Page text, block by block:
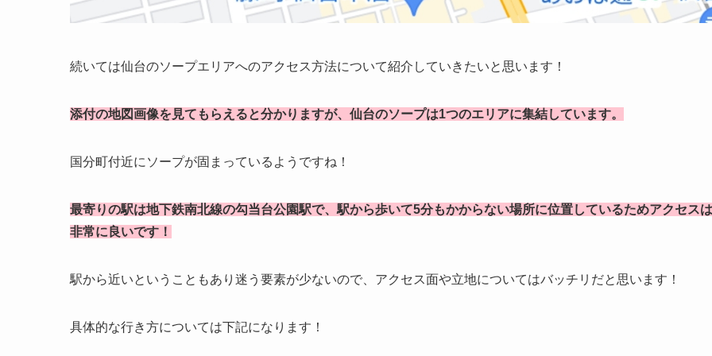
続いては仙台のソープエリアへのアクセス方法について紹介していきたいと思います！
添付の地図画像を見てもらえると分かりますが、仙台のソープは1つのエリアに集結しています。
国分町付近にソープが固まっているようですね！
最寄りの駅は地下鉄南北線の勾当台公園駅で、駅から歩いて5分もかからない場所に位置しているためアクセスは
非常に良いです！
駅から近いということもあり迷う要素が少ないので、アクセス面や立地についてはバッチリだと思います！
具体的な行き方については下記になります！